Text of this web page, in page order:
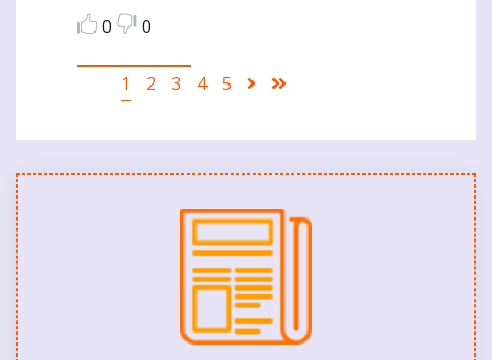
0 0
Pagination
Current
1 Puslapis
2 Puslapis
3 Puslapis
4 Puslapis
5
Sekantis